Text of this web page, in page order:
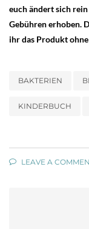
euch ändert sich
Gebühren erhoben.
ihr das Produkt
BAKTERIEN
KINDERBUCH
LEAVE A